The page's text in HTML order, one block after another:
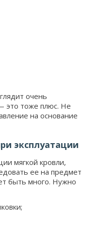
очень
это тоже плюс. Не
на основание
эксплуатации
мягкой кровли,
ее на предмет
быть много. Нужно